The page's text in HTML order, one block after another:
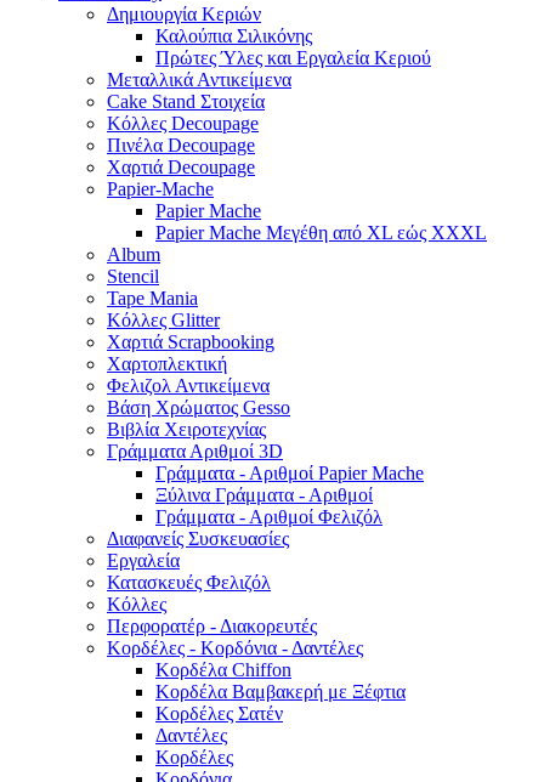
Δημιουργία Κεριών
Καλούπια Σιλικόνης
Πρώτες Ύλες και Εργαλεία Κεριού
Μεταλλικά Αντικείμενα
Cake Stand Στοιχεία
Κόλλες Decoupage
Πινέλα Decoupage
Χαρτιά Decoupage
Papier-Mache
Papier Mache
Papier Mache Μεγέθη από XL εώς XXXL
Album
Stencil
Tape Mania
Κόλλες Glitter
Χαρτιά Scrapbooking
Χαρτοπλεκτική
Φελιζολ Αντικείμενα
Βάση Χρώματος Gesso
Βιβλία Χειροτεχνίας
Γράμματα Αριθμοί 3D
Γράμματα - Αριθμοί Papier Mache
Ξύλινα Γράμματα - Αριθμοί
Γράμματα - Αριθμοί Φελιζόλ
Διαφανείς Συσκευασίες
Εργαλεία
Κατασκευές Φελιζόλ
Κόλλες
Περφορατέρ - Διακορευτές
Κορδέλες - Κορδόνια - Δαντέλες
Κορδέλα Chiffon
Κορδέλα Βαμβακερή με Ξέφτια
Κορδέλες Σατέν
Δαντέλες
Κορδέλες